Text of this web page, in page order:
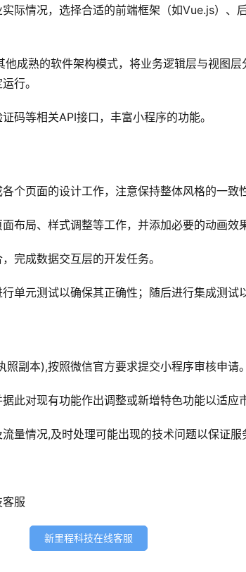
际情况，选择合适的前端框架（如Vue.js）、
他成熟的软件架构模式，将业务逻辑层与视图
行。
码等相关API接口，丰富小程序的功能。
个页面的设计工作，注意保持整体风格的一致性
布局、样式调整等工作，并添加必要的动画效
完成数据交互层的开发任务。
单元测试以确保其正确性；随后进行集成测试
副本),按照微信官方要求提交小程序审核申请。
此对现有功能作出调整或新增特色功能以适应
量情况,及时处理可能出现的技术问题以保证服
服
新里程科技在线客服